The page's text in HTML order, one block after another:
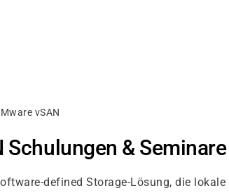
vSAN
Schulungen & Seminare
defined Storage-Lösung, die